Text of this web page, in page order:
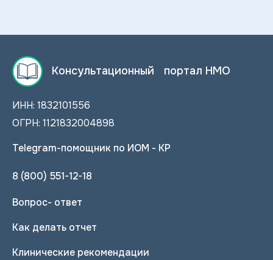
Консультационный портал НМО
ИНН: 1832101556
ОГРН: 1121832004898
Telegram-помощник по ИОМ - КР
8 (800) 551-12-18
Вопрос- ответ
Как делать отчет
Клинические рекомендации